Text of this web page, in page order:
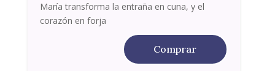
María transforma la entraña en cuna, y el
corazón en forja
Comprar